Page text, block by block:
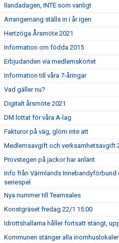
Ilandadagen, INTE som vanligt
Arrangemang ställs in i år igen
Hertzöga Årsmöte 2021
Information om födda 2015
Erbjudanden via medlemskortet
Information till våra 7-åringar
Vad gäller nu?
Digitalt årsmöte 2021
DM lottat för våra A-lag
Fakturor på väg, glöm inte att
Medlemsavgift och verksamhetsavgift
Provstegen på jackor har anlänt
Info från Värmlands Innebandyförbund
seriespel
Nya nummer till Teamsales
Konstgräset fredag 22/1 15:00
Idrottshallarna håller fortsatt stängt,
Kommunen stänger alla inomhuslokaler